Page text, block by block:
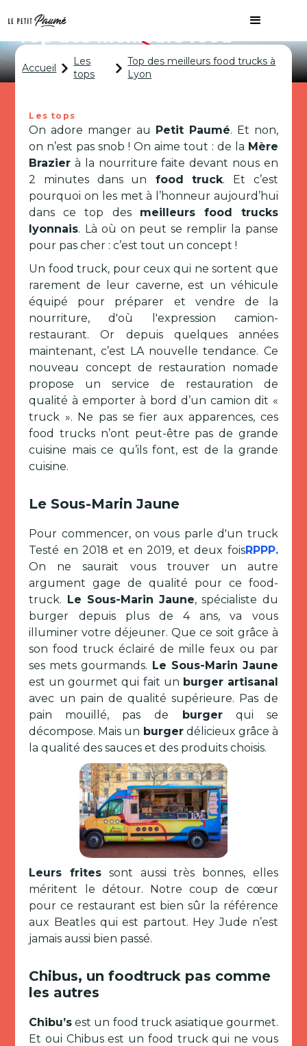
Top des meilleurs food
trucks à Lyon
Accueil
Les
tops
Top des meilleurs food trucks à
Lyon
Les tops
On adore manger au Petit Paumé. Et non,
on n’est pas snob ! On aime tout : de la Mère
Brazier à la nourriture faite devant nous en
2 minutes dans un food truck. Et c’est
pourquoi on les met à l’honneur aujourd’hui
dans ce top des meilleurs food trucks
lyonnais. Là où on peut se remplir la panse
pour pas cher : c’est tout un concept !
Un food truck, pour ceux qui ne sortent que
rarement de leur caverne, est un véhicule
équipé pour préparer et vendre de la
nourriture, d'où l'expression camion-
restaurant. Or depuis quelques années
maintenant, c’est LA nouvelle tendance. Ce
nouveau concept de restauration nomade
propose un service de restauration de
qualité à emporter à bord d’un camion dit «
truck ». Ne pas se fier aux apparences, ces
food trucks n’ont peut-être pas de grande
cuisine mais ce qu’ils font, est de la grande
cuisine.
Le Sous-Marin Jaune
Pour commencer, on vous parle d'un truck
Testé en 2018 et en 2019, et deux foisRPPP.
On ne saurait vous trouver un autre
argument gage de qualité pour ce food-
truck. Le Sous-Marin Jaune, spécialiste du
burger depuis plus de 4 ans, va vous
illuminer votre déjeuner. Que ce soit grâce à
son food truck éclairé de mille feux ou par
ses mets gourmands. Le Sous-Marin Jaune
est un gourmet qui fait un burger artisanal
avec un pain de qualité supérieure. Pas de
pain mouillé, pas de burgerqui se
décompose. Mais un burgerdélicieux grâce à
la qualité des sauces et des produits choisis.
Leurs frites sont aussi très bonnes, elles
méritent le détour. Notre coup de cœur
pour ce restaurant est bien sûr la référence
aux Beatles qui est partout. Hey Jude n’est
jamais aussi bien passé.
Chibus, un foodtruck pas comme
les autres
Chibu’s est un food truck asiatique gourmet.
Et oui Chibus est un food truck qui ne vous